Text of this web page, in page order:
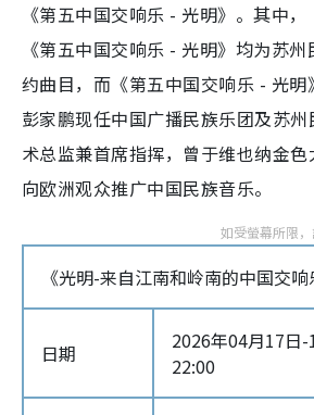
《第五中国交响乐 - 光明》。其中
《第五中国交响乐 - 光明》均为苏
约曲目，而《第五中国交响乐 - 光明
彭家鹏现任中国广播民族乐团及苏
术总监兼首席指挥，曾于维也纳金色
向欧洲观众推广中国民族音乐。
《光明-来自江南和岭南的中国交
日期
2026年04月17日
22:00